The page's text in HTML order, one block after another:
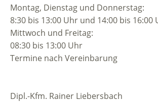
Montag, Dienstag und Donnerstag:
8:30 bis 13:00 Uhr und 14:00 bis 16:00
Mittwoch und Freitag:
08:30 bis 13:00 Uhr
Termine nach Vereinbarung
Dipl.-Kfm. Rainer Liebersbach